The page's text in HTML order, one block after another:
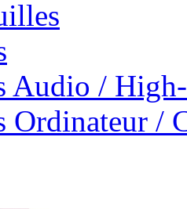
Audio /
Ordinateur /